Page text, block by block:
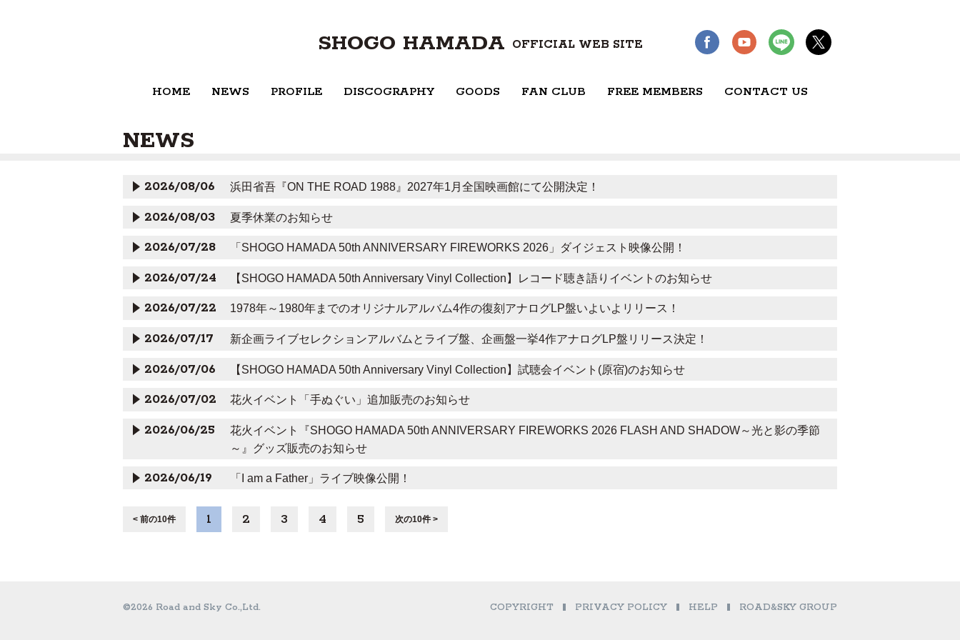
SHOGO HAMADA OFFICIAL WEB SITE
HOME NEWS PROFILE DISCOGRAPHY GOODS FAN CLUB FREE MEMBERS CONTACT US
NEWS
2026/08/06 浜田省吾『ON THE ROAD 1988』2027年1月全国映画館にて公開決定！
2026/08/03 夏季休業のお知らせ
2026/07/28 「SHOGO HAMADA 50th ANNIVERSARY FIREWORKS 2026」ダイジェスト映像公開！
2026/07/24 【SHOGO HAMADA 50th Anniversary Vinyl Collection】レコード聴き語りイベントのお知らせ
2026/07/22 1978年～1980年までのオリジナルアルバム4作の復刻アナログLP盤いよいよリリース！
2026/07/17 新企画ライブセレクションアルバムとライブ盤、企画盤一挙4作アナログLP盤リリース決定！
2026/07/06 【SHOGO HAMADA 50th Anniversary Vinyl Collection】試聴会イベント(原宿)のお知らせ
2026/07/02 花火イベント「手ぬぐい」追加販売のお知らせ
2026/06/25
花火イベント『SHOGO HAMADA 50th ANNIVERSARY FIREWORKS 2026 FLASH AND SHADOW～光と影の季節
～』グッズ販売のお知らせ
2026/06/19 「I am a Father」ライブ映像公開！
< 前の10件 1 2 3 4 5 次の10件 >
COPYRIGHT PRIVACY POLICY HELP ROAD&SKY GROUP
©2026 Road and Sky Co.,Ltd.